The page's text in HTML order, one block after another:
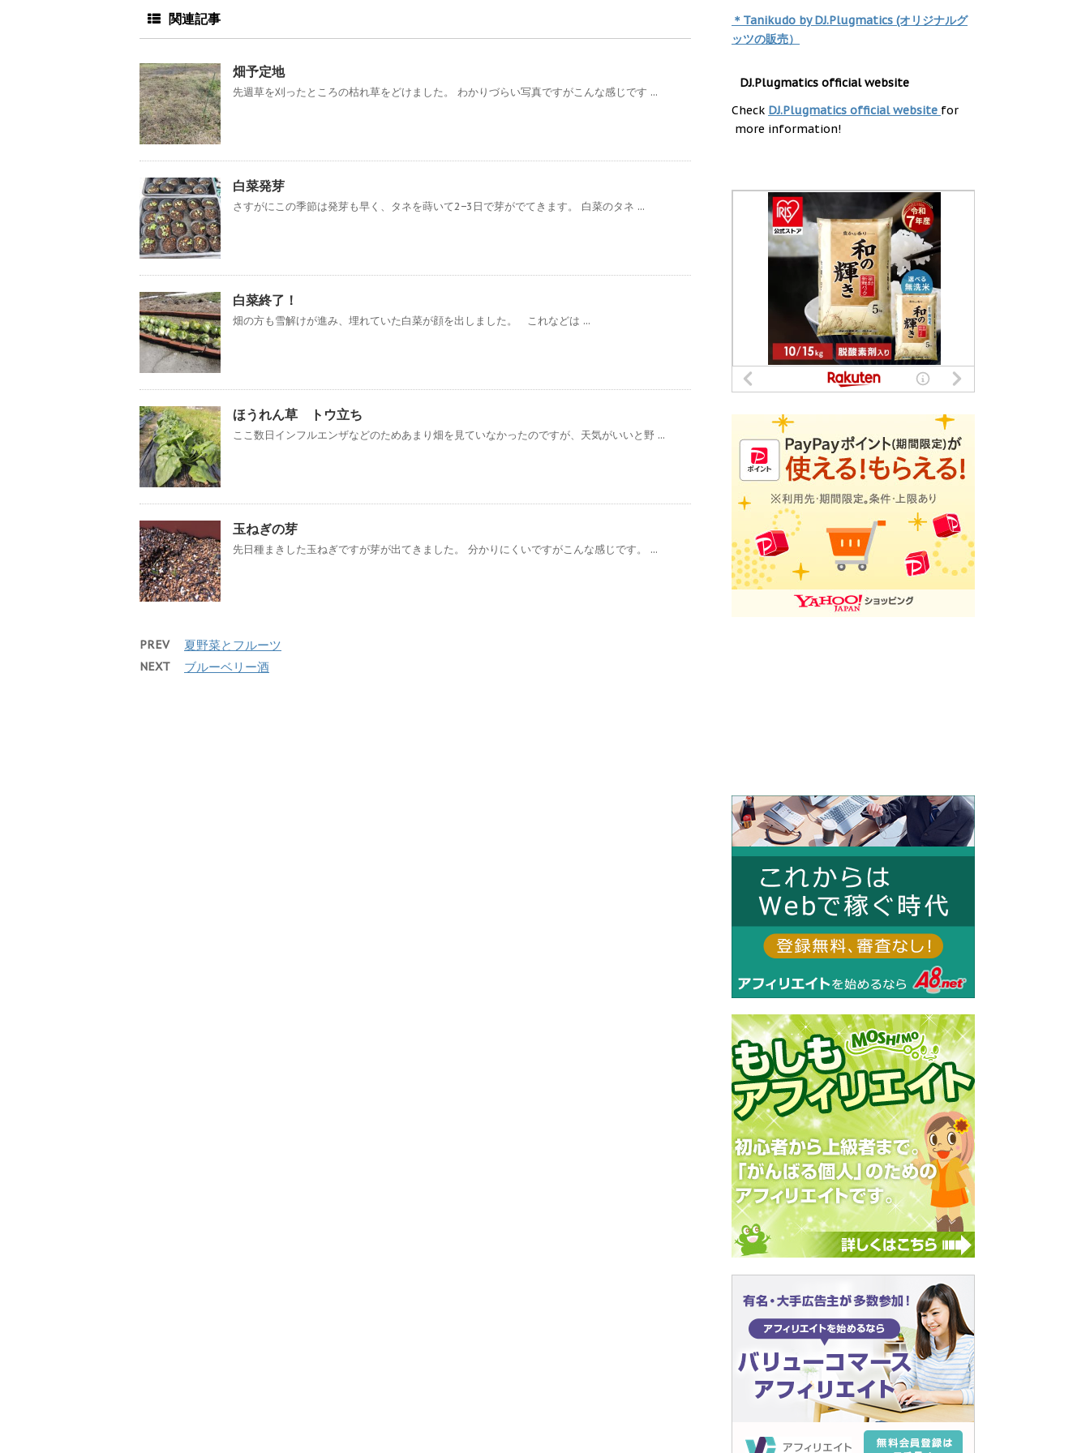
関連記事
畑予定地
先週草を刈ったところの枯れ草をどけました。 わかりづらい写真ですがこんな感じです ...
白菜発芽
さすがにこの季節は発芽も早く、タネを蒔いて2−3日で芽がでてきます。 白菜のタネ ...
白菜終了！
畑の方も雪解けが進み、埋れていた白菜が顔を出しました。 これなどは ...
ほうれん草 トウ立ち
ここ数日インフルエンザなどのためあまり畑を見ていなかったのですが、天気がいいと野 ...
玉ねぎの芽
先日種まきした玉ねぎですが芽が出てきました。 分かりにくいですがこんな感じです。 ...
PREV 夏野菜とフルーツ
NEXT ブルーベリー酒
＊Tanikudo by DJ.Plugmatics (オリジナルグ
ッツの販売）
DJ.Plugmatics official website
Check DJ.Plugmatics official website for
more information!